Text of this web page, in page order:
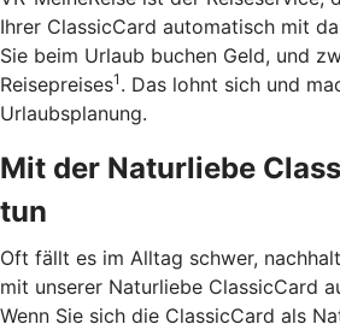
Ihrer ClassicCard automatisch mit
Sie beim Urlaub buchen Geld, und
Reisepreises1 . Das lohnt sich und
Urlaubsplanung.
Mit der Naturliebe
tun
Oft fällt es im Alltag schwer,
mit unserer Naturliebe ClassicCard
Wenn Sie sich die ClassicCard als